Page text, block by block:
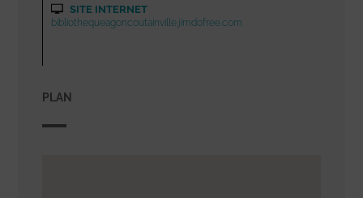
SITE INTERNET
bibliothequeagoncoutainville.jimdofree.com
PLAN